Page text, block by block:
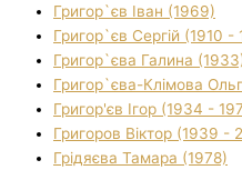
Григор`єв Іван (1969)
Григор`єв Сергій (1910 -
Григор`єва Галина
Григор`єва-Клімова
Григор'єв Ігор (1934 -
Григоров Віктор (1939 -
Грідяєва Тамара (1978)